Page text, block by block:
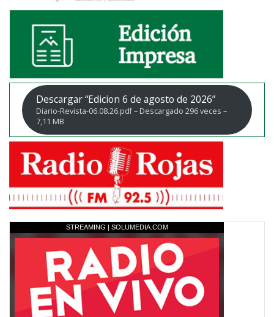
Descargar “Edicion 6 de agosto de 2026”
Diario-Revista-06.08.26.pdf – Descargado 296 veces –
7,11 MB